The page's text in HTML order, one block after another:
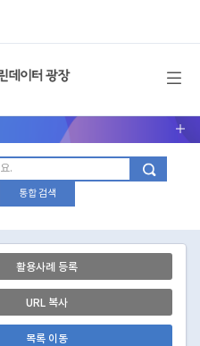
메뉴 열기
서브메뉴 열기
통합 검색
활용사례 등록
URL 복사
목록 이동